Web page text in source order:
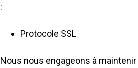
:
Protocole SSL
Nous nous engageons à